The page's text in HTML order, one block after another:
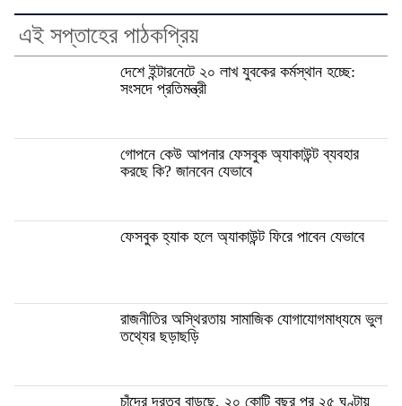
এই সপ্তাহের পাঠকপ্রিয়
দেশে ইন্টারনেটে ২০ লাখ যুবকের কর্মস্থান হচ্ছে:
সংসদে প্রতিমন্ত্রী
গোপনে কেউ আপনার ফেসবুক অ্যাকাউন্ট ব্যবহার
করছে কি? জানবেন যেভাবে
ফেসবুক হ্যাক হলে অ্যাকাউন্ট ফিরে পাবেন যেভাবে
রাজনীতির অস্থিরতায় সামাজিক যোগাযোগমাধ্যমে ভুল
তথ্যের ছড়াছড়ি
চাঁদের দূরত্ব বাড়ছে, ২০ কোটি বছর পর ২৫ ঘণ্টায়